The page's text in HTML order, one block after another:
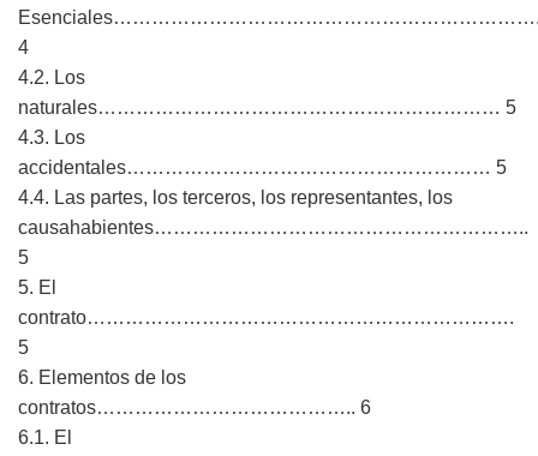
4
4.2. Los
naturales……………………………………………………… 5
4.3. Los
accidentales………………………………………………… 5
4.4. Las partes, los terceros, los representantes, los
causahabientes…………………………………………………..
5
5. El
contrato………………………………………………………….
5
6. Elementos de los
contratos………………………………….. 6
6.1. El